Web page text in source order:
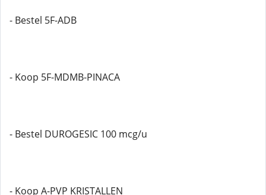
- Bestel 5F-ADB
- Koop 5F-MDMB-PINACA
- Bestel DUROGESIC 100 mcg/u
- Koop A-PVP KRISTALLEN